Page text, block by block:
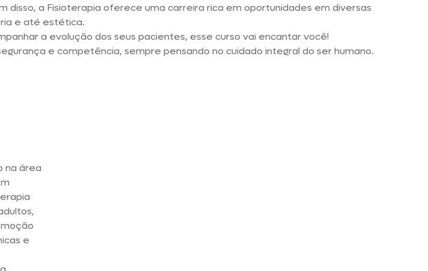
a Fisioterapia oferece uma carreira rica em oportunidades em diversas
e até estética.
a evolução dos seus pacientes, esse curso vai encantar você!
e competência, sempre pensando no cuidado integral do ser humano.
na área
e